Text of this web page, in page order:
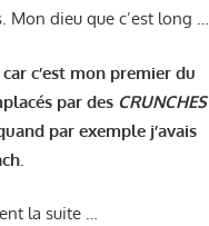
Mon dieu que c’est long …
c’est mon premier du
par des CRUNCHES
par exemple j’avais
la suite …